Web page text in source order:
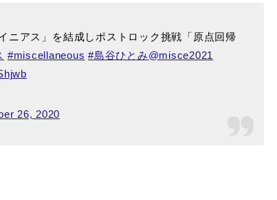
ニアス」を結成しポストロック挑戦「原点回帰
#miscellaneous #島谷ひとみ@misce2021
26, 2020